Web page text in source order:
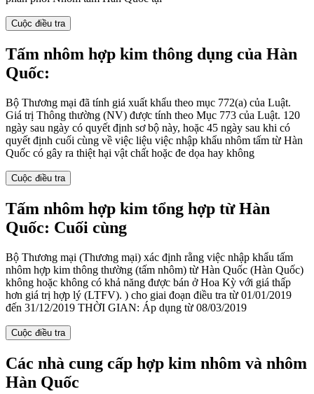
Cuộc điều tra
Tấm nhôm hợp kim thông dụng của Hàn
Quốc:
Bộ Thương mại đã tính giá xuất khẩu theo mục 772(a) của Luật.
Giá trị Thông thường (NV) được tính theo Mục 773 của Luật. 120
ngày sau ngày có quyết định sơ bộ này, hoặc 45 ngày sau khi có
quyết định cuối cùng về việc liệu việc nhập khẩu nhôm tấm từ Hàn
Quốc có gây ra thiệt hại vật chất hoặc đe dọa hay không
Cuộc điều tra
Tấm nhôm hợp kim tổng hợp từ Hàn
Quốc: Cuối cùng
Bộ Thương mại (Thương mại) xác định rằng việc nhập khẩu tấm
nhôm hợp kim thông thường (tấm nhôm) từ Hàn Quốc (Hàn Quốc)
không hoặc không có khả năng được bán ở Hoa Kỳ với giá thấp
hơn giá trị hợp lý (LTFV). ) cho giai đoạn điều tra từ 01/01/2019
đến 31/12/2019 THỜI GIAN: Áp dụng từ 08/03/2019
Cuộc điều tra
Các nhà cung cấp hợp kim nhôm và nhôm
Hàn Quốc